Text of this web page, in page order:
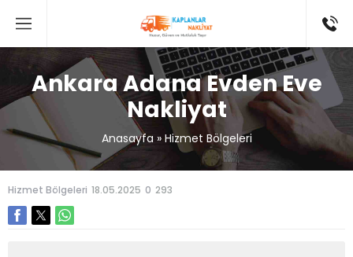
Ankara Adana Evden Eve
Nakliyat
Anasayfa» Hizmet Bölgeleri
Hizmet Bölgeleri 18.05.2025 0 293